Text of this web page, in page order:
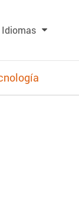
Idiomas